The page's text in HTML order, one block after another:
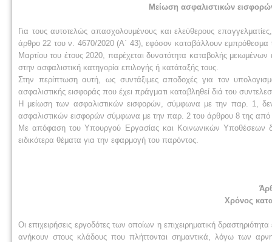
Μείωση ασφαλιστικών
Για τους αυτοτελώς απασχολουμένους και ελεύθερους
άρθρο 22 του ν. 4670/2020 (A΄ 43), εφόσον καταβάλλουν εμπρόθεσμα
Μαρτίου του έτους 2020, παρέχεται δυνατότητα καταβολής
στην ασφαλιστική κατηγορία επιλογής ή κατάταξής τους.
Στην περίπτωση αυτή, ως συντάξιμες αποδοχές για τον
ασφαλιστικής εισφοράς που έχει πράγματι καταβληθεί διά του
Η μείωση των ασφαλιστικών εισφορών, σύμφωνα με την παρ. 1,
ασφαλιστικών εισφορών σύμφωνα με την παρ. 2 του άρθρου 8 της από
Με απόφαση του Υπουργού Εργασίας και Κοινωνικών Yποθέσεων
ειδικότερα θέματα για την εφαρμογή του παρόντος.
Χρόνος
Οι επιχειρήσεις εργοδότες των οποίων η επιχειρηματική
ανήκουν στους κλάδους που πλήττονται σημαντικά, λόγω των